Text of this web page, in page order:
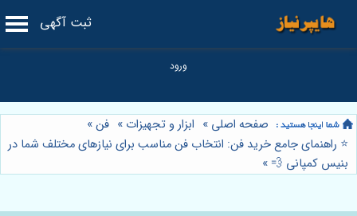
ثبت آگهی
صفحه اصلی » ابزار و تجهیزات » فن»
⭐️ راهنمای جامع خرید فن: انتخاب فن مناسب برای نیازهای مختلف شما در
بنیس کمپانی 💨 »